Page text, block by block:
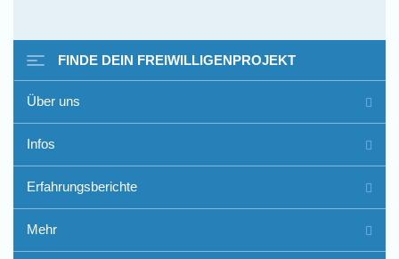
Freiwilligenarbeit im Ausland
- Erfahrungsberichte
FINDE DEIN FREIWILLIGENPROJEKT
Über uns
Infos
Erfahrungsberichte
Mehr